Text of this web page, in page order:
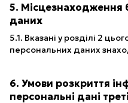
5. Місцезнаходження
даних
5.1. Вказані у розділі 2
персональних даних
6. Умови розкриття
персональні дані